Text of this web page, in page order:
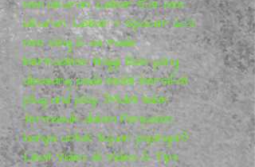
mm Ukuran: Lebar 5,14 mm
Ukuran: Lebar + Spacer 6,01
mm Velg & as roda
berkualitas tinggi. Ban yang
dipasang pada mobil bersifat
plug and play. (Mobil tidak
termasuk dalam Penjualan,
hanya untuk tujuan pajangan)
Lihat Video di: Video & Tips